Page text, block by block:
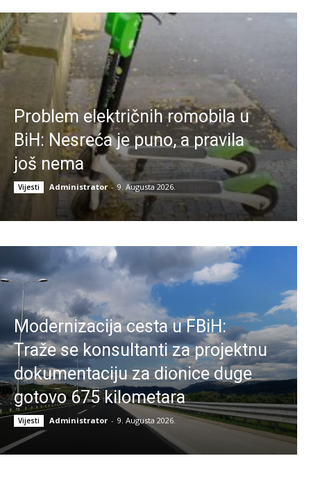
Problem električnih romobila u
BiH: Nesreća je puno, a pravila
još nema
Vijesti Administrator - 9. Augusta 2026.
Modernizacija cesta u FBiH:
Traže se konsultanti za projektnu
dokumentaciju za dionice duge
gotovo 675 kilometara
Vijesti Administrator - 9. Augusta 2026.